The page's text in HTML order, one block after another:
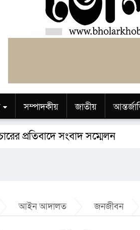
সম্পাদকীয় জাতীয়
ধর্ম বিজ্ঞান ও প্রযুক্তি
প্রতিবাদে সংবাদ সম্মেলন
আইন আদালত জনজীবন